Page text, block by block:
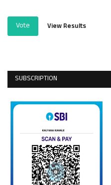
Vote View Results
SUBSCRIPTION